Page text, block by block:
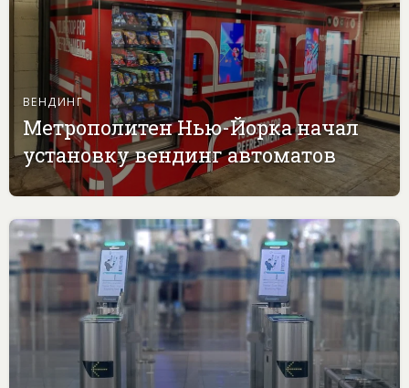
ВЕНДИНГ
Метрополитен Нью-Йорка начал
установку вендинг автоматов